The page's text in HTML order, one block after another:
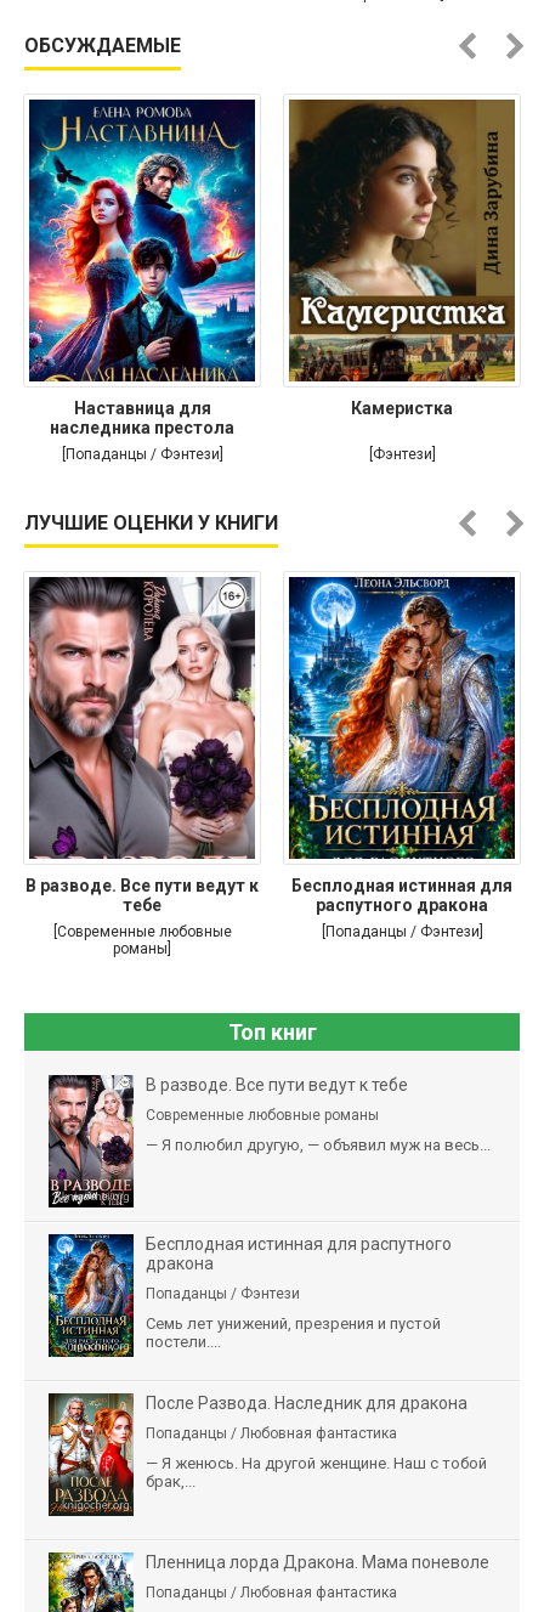
ОБСУЖДАЕМЫЕ
Наставница для
наследника престола
[Попаданцы / Фэнтези]
Камеристка
[Фэнтези]
ЛУЧШИЕ ОЦЕНКИ У КНИГИ
В разводе. Все пути ведут к
тебе
[Современные любовные
романы]
Бесплодная истинная для
распутного дракона
[Попаданцы / Фэнтези]
Топ книг
В разводе. Все пути ведут к тебе
Современные любовные романы
— Я полюбил другую, — объявил муж на весь...
Бесплодная истинная для распутного
дракона
Попаданцы / Фэнтези
Семь лет унижений, презрения и пустой
постели....
После Развода. Наследник для дракона
Попаданцы / Любовная фантастика
— Я женюсь. На другой женщине. Наш с тобой
брак,...
Пленница лорда Дракона. Мама поневоле
Попаданцы / Любовная фантастика